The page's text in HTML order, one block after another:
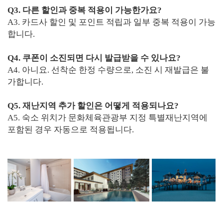
Q3. 다른 할인과 중복 적용이 가능한가요?
A3. 카드사 할인 및 포인트 적립과 일부 중복 적용이 가능
합니다.
Q4. 쿠폰이 소진되면 다시 발급받을 수 있나요?
A4. 아니요. 선착순 한정 수량으로, 소진 시 재발급은 불
가합니다.
Q5. 재난지역 추가 할인은 어떻게 적용되나요?
A5. 숙소 위치가 문화체육관광부 지정 특별재난지역에
포함된 경우 자동으로 적용됩니다.